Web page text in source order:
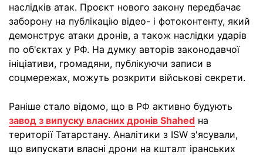
наслідків атак. Проєкт нового закону передбачає
заборону на публікацію відео- і фотоконтенту, який
демонструє атаки дронів, а також наслідки ударів
по об'єктах у РФ. На думку авторів законодавчої
ініціативи, громадяни, публікуючи записи в
соцмережах, можуть розкрити військові секрети.
Раніше стало відомо, що в РФ активно будують
завод з випуску власних дронів Shahed на
території Татарстану. Аналітики з ISW з'ясували,
що випускати власні дрони на кшталт іранських